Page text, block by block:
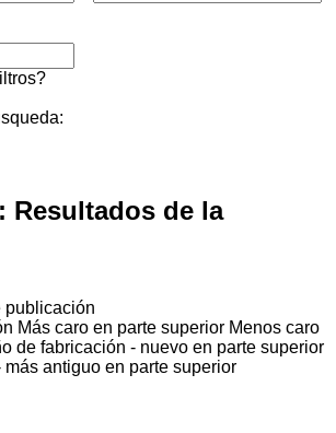
Resultados de la
publicación
Más caro en parte superior Menos caro
de fabricación - nuevo en parte superior
antiguo en parte superior